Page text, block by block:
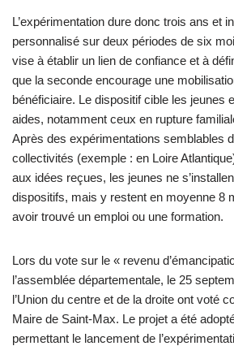
L’expérimentation dure donc trois ans et
personnalisé sur deux périodes de six
vise à établir un lien de confiance et à
que la seconde encourage une
bénéficiaire. Le dispositif cible les jeunes
aides, notamment ceux en rupture
Après des expérimentations semblables
collectivités (exemple : en Loire
aux idées reçues, les jeunes ne
dispositifs, mais y restent en moyenne 8
avoir trouvé un emploi ou une formation.
Lors du vote sur le « revenu
l’assemblée départementale, le 25
l’Union du centre et de la droite ont voté
Maire de Saint-Max. Le projet a été
permettant le lancement de